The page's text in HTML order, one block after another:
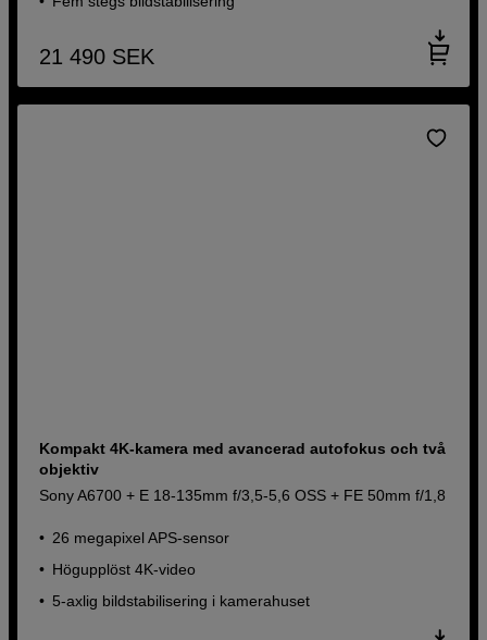
21 490 SEK
Kompakt 4K-kamera med avancerad autofokus och två
objektiv
Sony A6700 + E 18-135mm f/3,5-5,6 OSS + FE 50mm f/1,8
26 megapixel APS-sensor
Högupplöst 4K-video
5-axlig bildstabilisering i kamerahuset